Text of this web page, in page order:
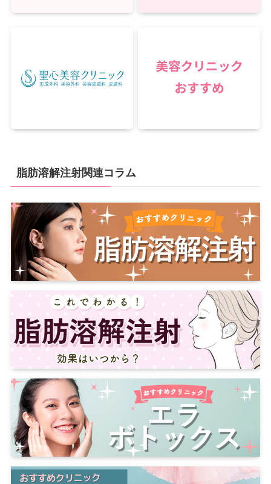
脂肪溶解注射関連コラム